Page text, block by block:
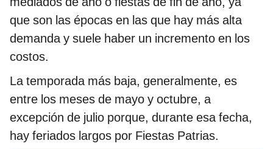
que son las épocas en las que hay más alta
demanda y suele haber un incremento en los
costos.
La temporada más baja, generalmente, es
entre los meses de mayo y octubre, a
excepción de julio porque, durante esa fecha,
hay feriados largos por Fiestas Patrias.